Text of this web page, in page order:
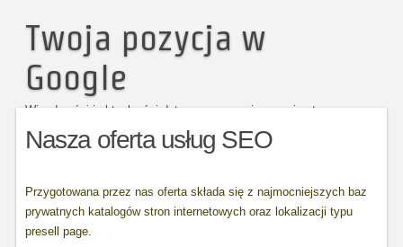
Twoja pozycja w
Google
Wiaodmości i aktualności dotyczące pozycjonowania stron
Nasza oferta usług SEO
Przygotowana przez nas oferta składa się z najmocniejszych baz
prywatnych katalogów stron internetowych oraz lokalizacji typu
presell page.